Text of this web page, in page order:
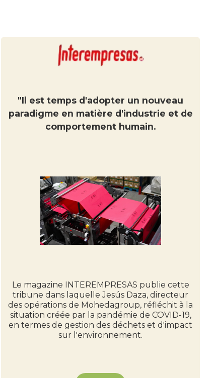
"Il est temps d'adopter un nouveau
paradigme en matière d'industrie et de
comportement humain.
Le magazine INTEREMPRESAS publie cette
tribune dans laquelle Jesús Daza, directeur
des opérations de Mohedagroup, réfléchit à la
situation créée par la pandémie de COVID-19,
en termes de gestion des déchets et d'impact
sur l'environnement.